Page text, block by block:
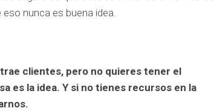
nunca es buena idea.
clientes, pero no quieres tener el
es la idea. Y si no tienes recursos en la